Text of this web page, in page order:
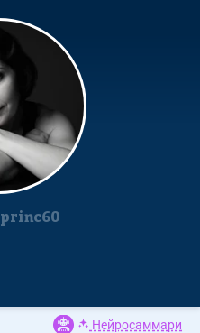
princ60
Нейросаммари